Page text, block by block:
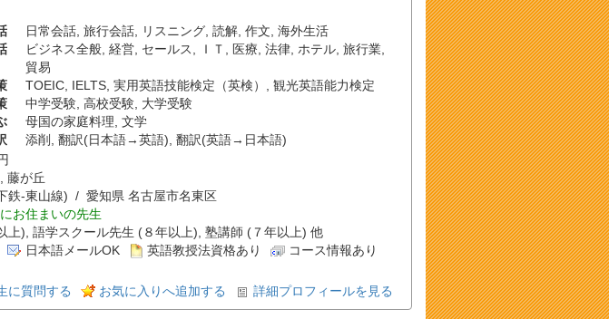
日常会話, 旅行会話, リスニング, 読解, 作文 海外生活
ビジネス全般, 経営, セールス ＩＴ 医療 法律, ホテル, 旅行業,
貿易
TOEIC, IELTS, 実用英語技能検定（英検）
観光英語能力検定
中学受験, 高校受験, 大学受験
母国の家庭料理 文学
添削 翻訳(日本語→英語) 翻訳(英語→日本語)
藤が丘
鉄-東山線) / 愛知県 名古屋市名東区
お住まいの先生
上), 語学スクール先生 (８年以上), 塾講師 (７年以上) 他
日本語メールOK 英語教授法資格あり コース情報あり
に質問する お気に入りへ追加する 詳細プロフィールを見る